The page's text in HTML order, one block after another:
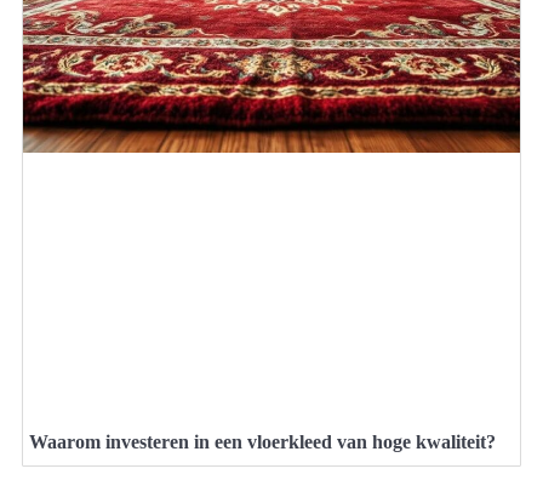
Waarom investeren in een vloerkleed van hoge kwaliteit?